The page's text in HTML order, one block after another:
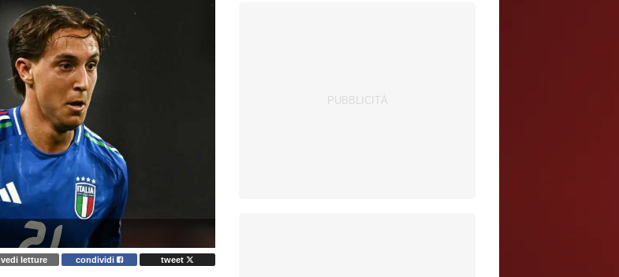
vedi letture condividi tweet